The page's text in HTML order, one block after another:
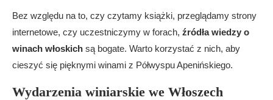
Bez względu na to, czy czytamy książki, przeglądamy strony
internetowe, czy uczestniczymy w forach, źródła wiedzy o
winach włoskich są bogate. Warto korzystać z nich, aby
cieszyć się pięknymi winami z Półwyspu Apenińskiego.
Wydarzenia winiarskie we Włoszech